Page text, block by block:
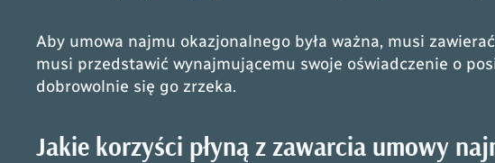
Aby umowa najmu okazjonalnego była ważna, musi
musi przedstawić wynajmującemu swoje oświadczenie o
dobrowolnie się go zrzeka.
Jakie korzyści płyną z zawarcia umowy